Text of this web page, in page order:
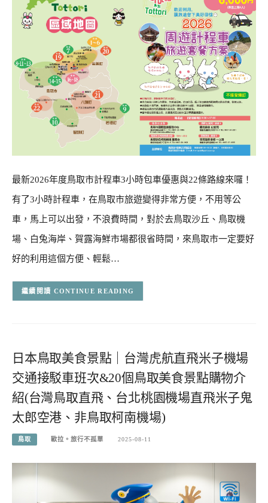
最新2026年度鳥取市計程車3小時包車優惠與22條路線來囉！
有了3小時計程車，在鳥取市旅遊變得非常方便，不用等公
車，馬上可以出發，不浪費時間，對於去鳥取沙丘、鳥取機
場、白兔海岸、賀露海鮮市場都很省時間，來鳥取市一定要好
好的利用這個方便、輕鬆…
CONTINUE READING
日本鳥取美食景點｜台灣虎航直飛米子機場
交通接駁車班次&20個鳥取美食景點購物介
紹(台灣鳥取直飛、台北桃園機場直飛米子鬼
太郎空港、非鳥取柯南機場)
鳥取 歐拉。旅行不孤單 2025-08-11